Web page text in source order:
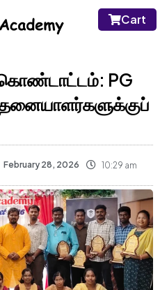
Cart
கொண்டாட்டம்: PG
February 28, 2026 10:29 am